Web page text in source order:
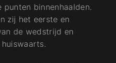
binnenhaalden.
zij het eerste en
de wedstrijd en